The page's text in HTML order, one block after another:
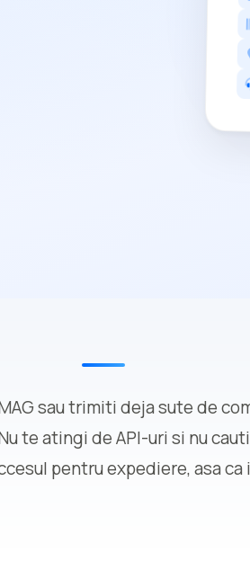
sau trimiti deja sute de
te atingi de API-uri si nu
pentru expediere, asa